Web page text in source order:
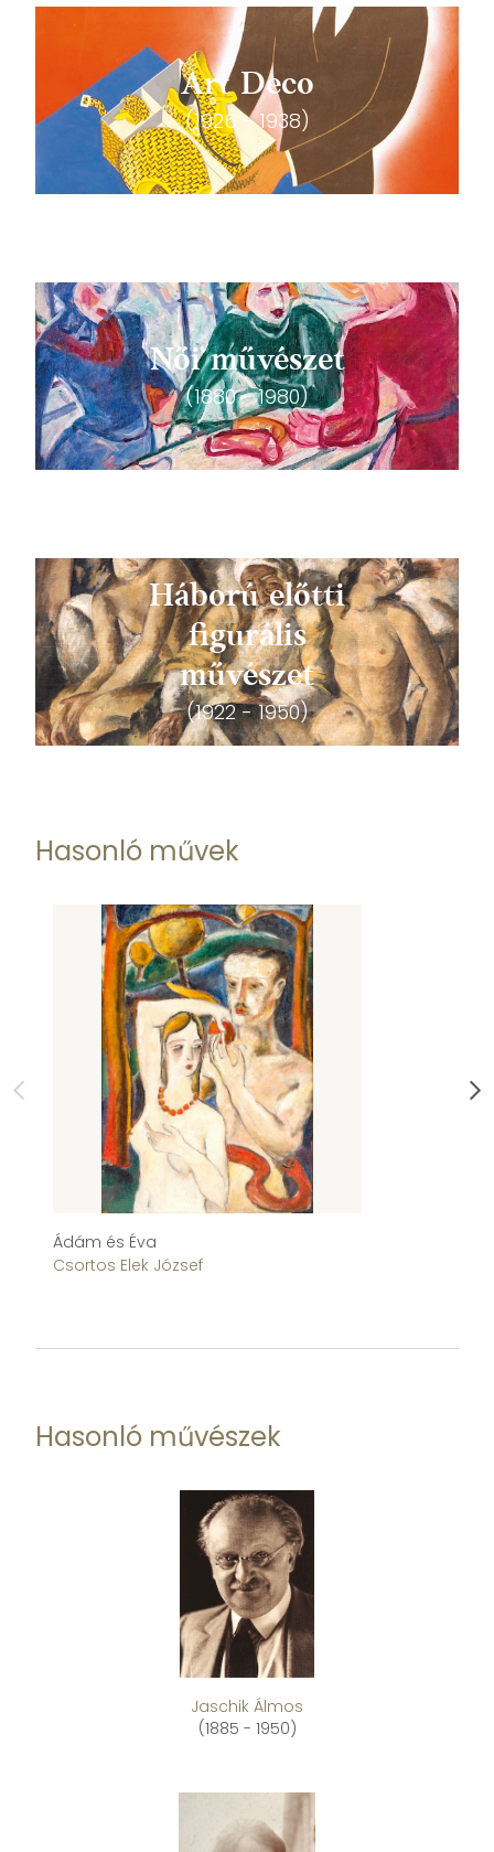
Art Deco
(1926 - 1938)
Női művészet
(1880 - 1980)
Háború előtti
figurális
művészet
(1922 - 1950)
Hasonló művek
Ádám és Éva
Csortos Elek József
Hasonló művészek
Jaschik Álmos
(1885 - 1950)